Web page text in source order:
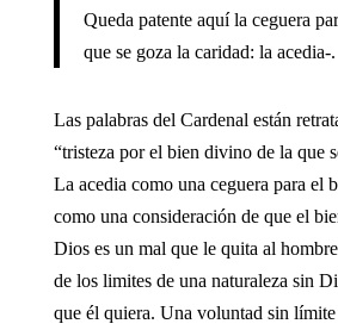
Queda patente aquí la ceguera
que se goza la caridad: la acedia-.
Las palabras del Cardenal están
“tristeza por el bien divino de la que
La acedia como una ceguera para el
como una consideración de que el
Dios es un mal que le quita al
de los limites de una naturaleza sin
que él quiera. Una voluntad sin